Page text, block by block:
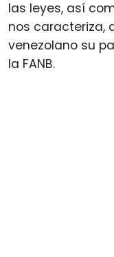
las leyes, así
nos caracteriza,
venezolano su
la FANB.